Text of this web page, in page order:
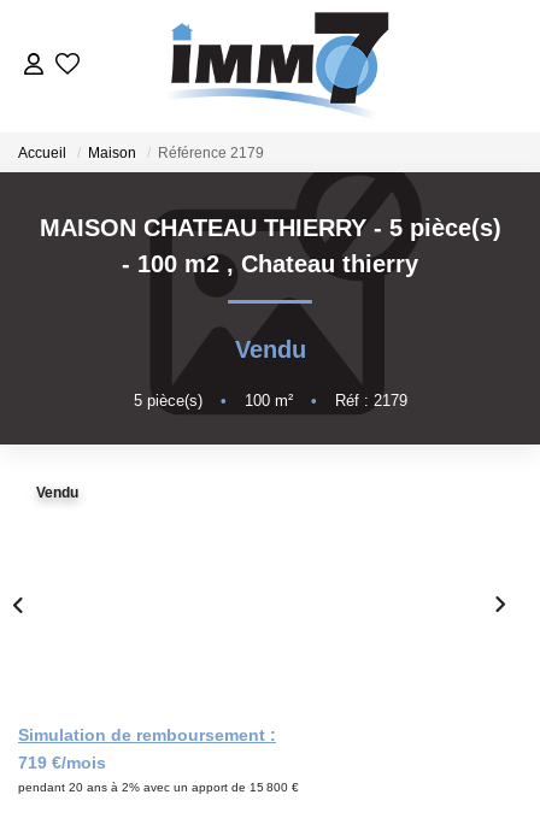
LOUER
GERER
VENDRE
ESTIMER
Accueil Maison Référence 2179
MAISON CHATEAU THIERRY - 5 pièce(s)
- 100 m2,Chateau thierry
Vendu
5pièce(s) • 100m² • Réf : 2179
Vendu
Simulation de remboursement :
719 €/mois
pendant 20 ans à 2% avec un apport de 15 800 €